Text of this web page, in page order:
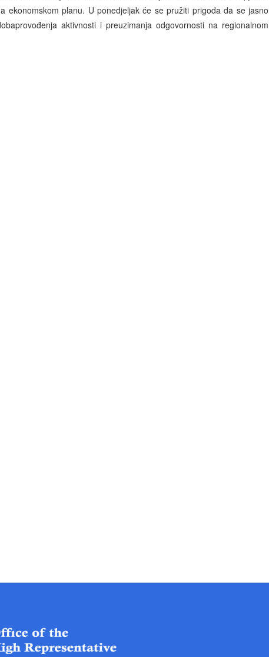
ekonomskom planu. U ponedjeljak će se pružiti prigoda da se jasno
aktivnosti i preuzimanja odgovornosti na regionalnom